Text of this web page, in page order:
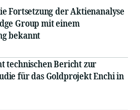
Fortsetzung der Aktienanalyse
Group mit einem
bekannt
technischen Bericht zur
für das Goldprojekt Enchi in